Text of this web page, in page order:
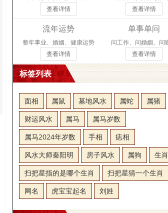
查看详情
查看详情
流年运势
整年事业、婚姻、健康运势
查看详情
单事单问
问工作、问婚姻、问
查看详情
标签列表
面相 属鼠 墓地风水 属蛇
属猪
财运风水
属马
属马岁数
属马2024年岁数
手相
痣相
风水大师秦阳明
房子风水 属狗
生
扫把星指的是哪个生肖
扫把星猜一个生肖
网名
虎宝宝起名 刘姓